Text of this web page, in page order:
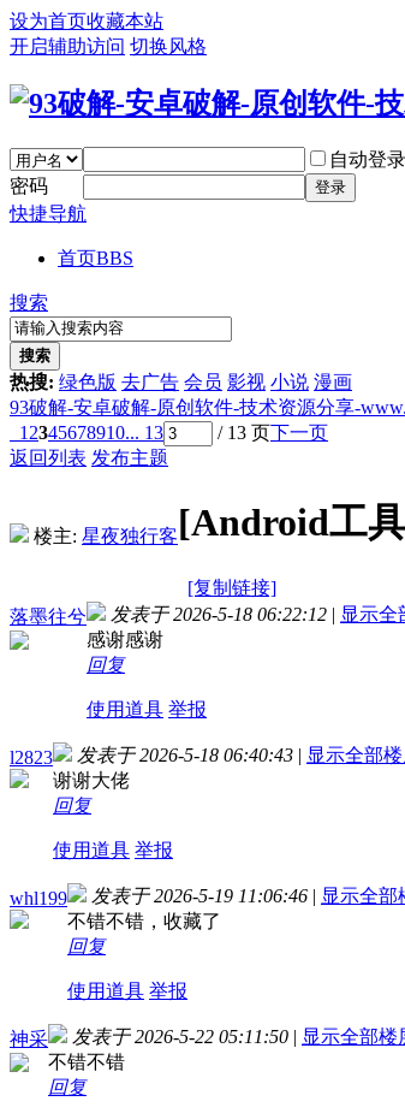
设为首页收藏本站
开启辅助访问 切换风格
自动登录
密码
登录
快捷导航
首页BBS
搜索
搜索
热搜: 绿色版 去广告 会员 影视 小说 漫画
93破解-安卓破解-原创软件-技术资源分享-
1 2345678910... 13 / 13 页下一页
返回列表 发布主题
楼主: 星夜独行客[Android工
[复制链接]
落墨往兮
发表于 2026-5-18 06:22:12 | 显示全
感谢感谢
回复
使用道具 举报
l2823 发表于 2026-5-18 06:40:43 | 显示全部
谢谢大佬
回复
使用道具 举报
whl199 发表于 2026-5-19 11:06:46 | 显示全部
不错不错，收藏了
回复
使用道具 举报
神采 发表于 2026-5-22 05:11:50 | 显示全部楼
不错不错
回复